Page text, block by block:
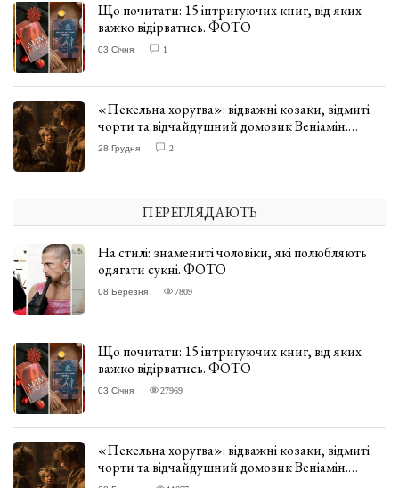
Що почитати: 15 інтригуючих книг, від яких
важко відірватись. ФОТО
03 Січня 1
«Пекельна хоругва»: відважні козаки, відмиті
чорти та відчайдушний домовик Веніамін.
ВІДГУК
28 Грудня 2
ПЕРЕГЛЯДАЮТЬ
На стилі: знамениті чоловіки, які полюбляють
одягати сукні. ФОТО
08 Березня 7809
Що почитати: 15 інтригуючих книг, від яких
важко відірватись. ФОТО
03 Січня 27969
«Пекельна хоругва»: відважні козаки, відмиті
чорти та відчайдушний домовик Веніамін.
ВІДГУК